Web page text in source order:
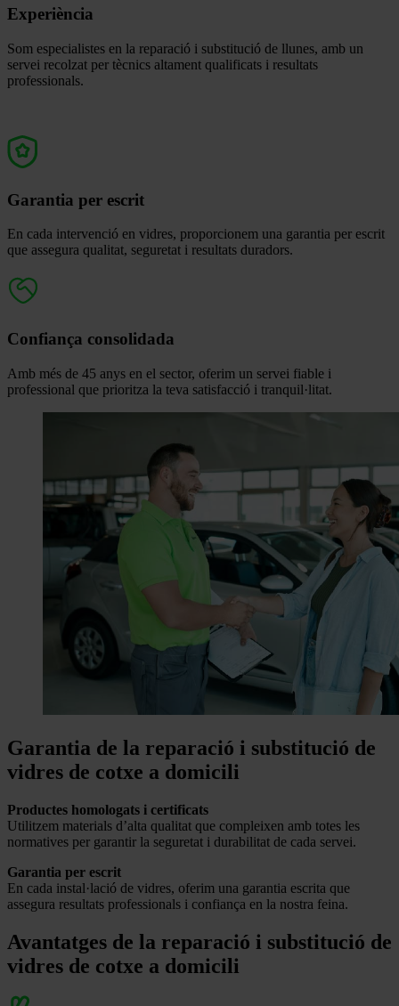
Experiència
Som especialistes en la reparació i substitució de llunes, amb un
servei recolzat per tècnics altament qualificats i resultats
professionals.
Garantia per escrit
En cada intervenció en vidres, proporcionem una garantia per escrit
que assegura qualitat, seguretat i resultats duradors.
Confiança consolidada
Amb més de 45 anys en el sector, oferim un servei fiable i
professional que prioritza la teva satisfacció i tranquil·litat.
Garantia de la reparació i substitució de
vidres de cotxe a domicili
Productes homologats i certificats
Utilitzem materials d’alta qualitat que compleixen amb totes les
normatives per garantir la seguretat i durabilitat de cada servei.
Garantia per escrit
En cada instal·lació de vidres, oferim una garantia escrita que
assegura resultats professionals i confiança en la nostra feina.
Avantatges de la reparació i substitució de
vidres de cotxe a domicili